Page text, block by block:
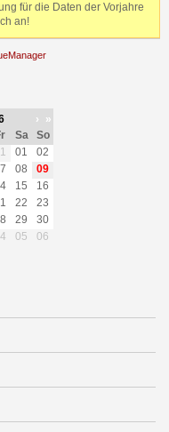
für die Daten der Vorjahre
an!
›
»
Sa
So
01
02
08
09
15
16
22
23
29
30
05 06